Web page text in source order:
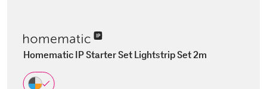
Homematic IP Starter Set Lightstrip Set 2m